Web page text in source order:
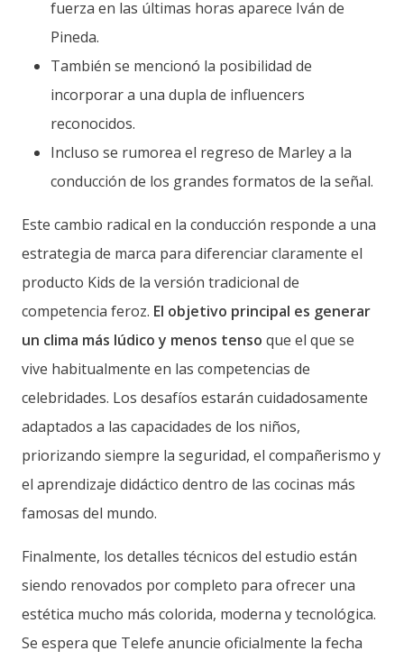
fuerza en las últimas horas aparece Iván de
Pineda.
También se mencionó la posibilidad de
incorporar a una dupla de influencers
reconocidos.
Incluso se rumorea el regreso de Marley a la
conducción de los grandes formatos de la señal.
Este cambio radical en la conducción responde a una
estrategia de marca para diferenciar claramente el
producto Kids de la versión tradicional de
competencia feroz. El objetivo principal es generar
un clima más lúdico y menos tenso que el que se
vive habitualmente en las competencias de
celebridades. Los desafíos estarán cuidadosamente
adaptados a las capacidades de los niños,
priorizando siempre la seguridad, el compañerismo y
el aprendizaje didáctico dentro de las cocinas más
famosas del mundo.
Finalmente, los detalles técnicos del estudio están
siendo renovados por completo para ofrecer una
estética mucho más colorida, moderna y tecnológica.
Se espera que Telefe anuncie oficialmente la fecha